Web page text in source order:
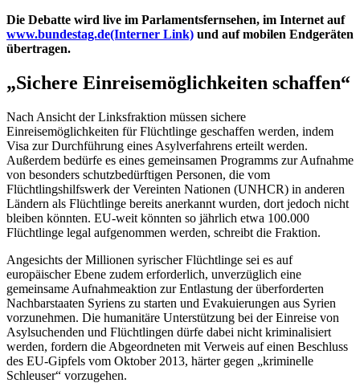
Die Debatte wird live im Parlamentsfernsehen, im Internet auf
www.bundestag.de(Interner Link) und auf mobilen Endgeräten
übertragen.
„Sichere Einreisemöglichkeiten schaffen“
Nach Ansicht der Linksfraktion müssen sichere
Einreisemöglichkeiten für Flüchtlinge geschaffen werden, indem
Visa zur Durchführung eines Asylverfahrens erteilt werden.
Außerdem bedürfe es eines gemeinsamen Programms zur Aufnahme
von besonders schutzbedürftigen Personen, die vom
Flüchtlingshilfswerk der Vereinten Nationen (UNHCR) in anderen
Ländern als Flüchtlinge bereits anerkannt wurden, dort jedoch nicht
bleiben könnten. EU-weit könnten so jährlich etwa 100.000
Flüchtlinge legal aufgenommen werden, schreibt die Fraktion.
Angesichts der Millionen syrischer Flüchtlinge sei es auf
europäischer Ebene zudem erforderlich, unverzüglich eine
gemeinsame Aufnahmeaktion zur Entlastung der überforderten
Nachbarstaaten Syriens zu starten und Evakuierungen aus Syrien
vorzunehmen. Die humanitäre Unterstützung bei der Einreise von
Asylsuchenden und Flüchtlingen dürfe dabei nicht kriminalisiert
werden, fordern die Abgeordneten mit Verweis auf einen Beschluss
des EU-Gipfels vom Oktober 2013, härter gegen „kriminelle
Schleuser“ vorzugehen.